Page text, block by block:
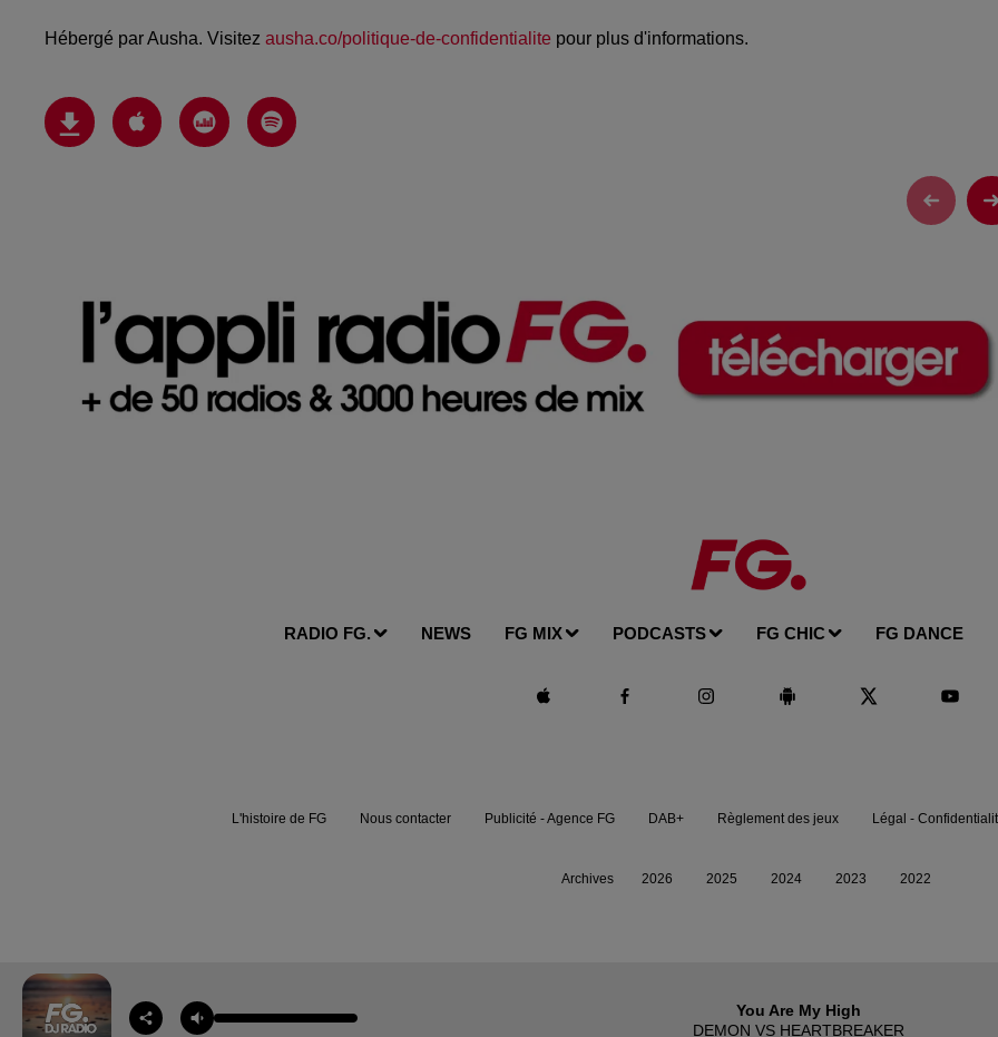
Hébergé par Ausha. Visitez ausha.co/politique-de-confidentialite pour plus d'informations.
RADIO FG. NEWS FG MIX PODCASTS FG CHIC FG DANCE
You Are My High
DEMON VS HEARTBREAKER
L'histoire de FG Nous contacter Publicité - Agence FG DAB+ Règlement des jeux Légal -
Archives 2026 2025 2024 2023 2022